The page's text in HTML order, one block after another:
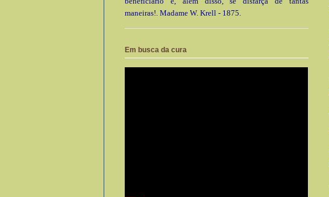
maneiras!. Madame W. Krell - 1875.
Em busca da cura